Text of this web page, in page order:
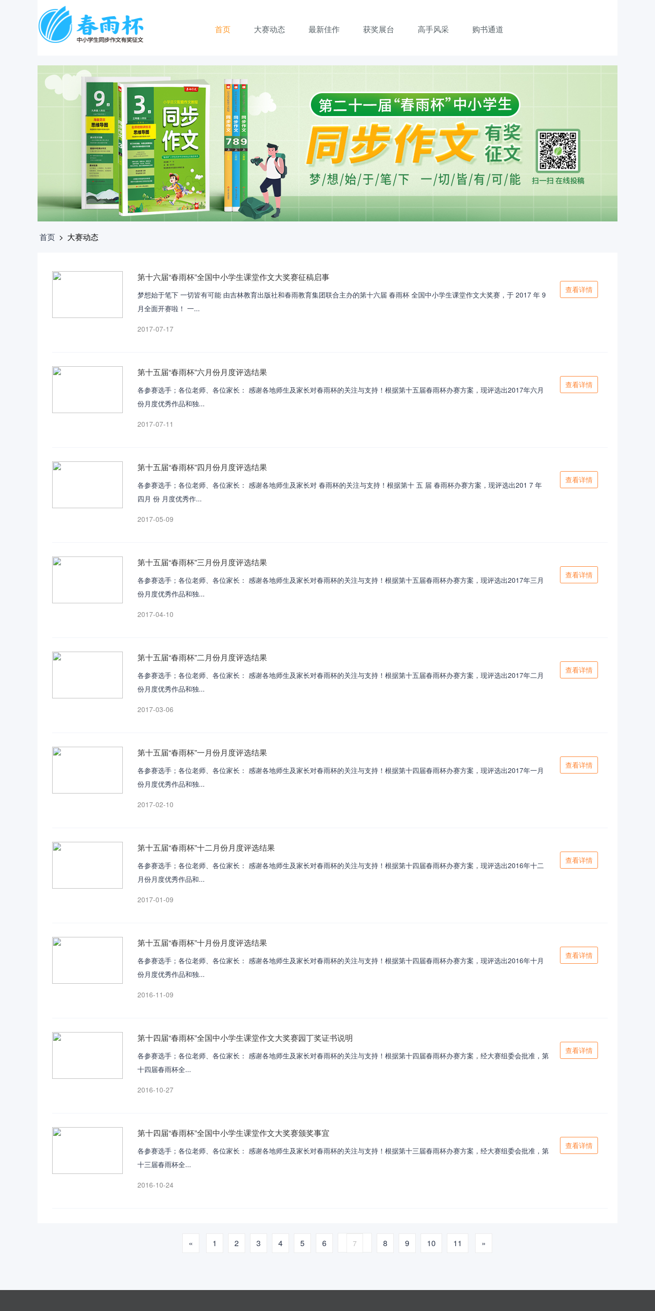
首页 大赛动态 最新佳作 获奖展台 高手风采 购书通道
首页 > 大赛动态
查看详情
第十六届“春雨杯”全国中小学生课堂作文大奖赛征稿启事
梦想始于笔下 一切皆有可能 由吉林教育出版社和春雨教育集团联合主办的第十六届 春雨杯 全国中小学生课堂作文大奖赛，于 2017 年 9
月全面开赛啦！ 一...
2017-07-17
查看详情
第十五届“春雨杯”六月份月度评选结果
各参赛选手；各位老师、各位家长： 感谢各地师生及家长对春雨杯的关注与支持！根据第十五届春雨杯办赛方案，现评选出2017年六月
份月度优秀作品和独...
2017-07-11
查看详情
第十五届“春雨杯”四月份月度评选结果
各参赛选手；各位老师、各位家长： 感谢各地师生及家长对 春雨杯的关注与支持！根据第十 五 届 春雨杯办赛方案，现评选出201 7 年
四月 份 月度优秀作...
2017-05-09
查看详情
第十五届“春雨杯”三月份月度评选结果
各参赛选手；各位老师、各位家长： 感谢各地师生及家长对春雨杯的关注与支持！根据第十五届春雨杯办赛方案，现评选出2017年三月
份月度优秀作品和独...
2017-04-10
查看详情
第十五届“春雨杯”二月份月度评选结果
各参赛选手；各位老师、各位家长： 感谢各地师生及家长对春雨杯的关注与支持！根据第十五届春雨杯办赛方案，现评选出2017年二月
份月度优秀作品和独...
2017-03-06
查看详情
第十五届“春雨杯”一月份月度评选结果
各参赛选手；各位老师、各位家长： 感谢各地师生及家长对春雨杯的关注与支持！根据第十四届春雨杯办赛方案，现评选出2017年一月
份月度优秀作品和独...
2017-02-10
查看详情
第十五届“春雨杯”十二月份月度评选结果
各参赛选手；各位老师、各位家长： 感谢各地师生及家长对春雨杯的关注与支持！根据第十四届春雨杯办赛方案，现评选出2016年十二
月份月度优秀作品和...
2017-01-09
查看详情
第十五届“春雨杯”十月份月度评选结果
各参赛选手；各位老师、各位家长： 感谢各地师生及家长对春雨杯的关注与支持！根据第十四届春雨杯办赛方案，现评选出2016年十月
份月度优秀作品和独...
2016-11-09
查看详情
第十四届“春雨杯”全国中小学生课堂作文大奖赛园丁奖证书说明
各参赛选手；各位老师、各位家长： 感谢各地师生及家长对春雨杯的关注与支持！根据第十四届春雨杯办赛方案，经大赛组委会批准，第
十四届春雨杯全...
2016-10-27
查看详情
第十四届“春雨杯”全国中小学生课堂作文大奖赛颁奖事宜
各参赛选手；各位老师、各位家长： 感谢各地师生及家长对春雨杯的关注与支持！根据第十三届春雨杯办赛方案，经大赛组委会批准，第
十三届春雨杯全...
2016-10-24
« 1 2 3 4 5 6 7 8 9 10 11 »